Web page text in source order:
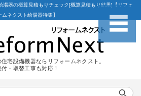
湯器の概算見積もりチェック[概算見積もり結果]【リフォ
ムネクスト給湯器特集】
宅設備機器ならリフォームネクスト。
付・取替工事も対応！